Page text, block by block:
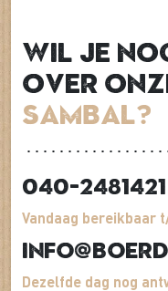
Wil je
over
Sambal?
040-2481421
Vandaag bereikbaar
Dezelfde dag nog